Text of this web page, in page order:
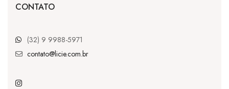
CONTATO
(32) 9 9988-5971
contato@licie.com.br